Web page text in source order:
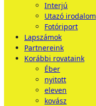
Interjú
Utazó irodalom
Fotóriport
Lapszámok
Partnereink
Korábbi rovataink
Éber
nyitott
eleven
kovász